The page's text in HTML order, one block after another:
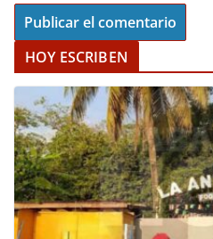
HOY ESCRIBEN